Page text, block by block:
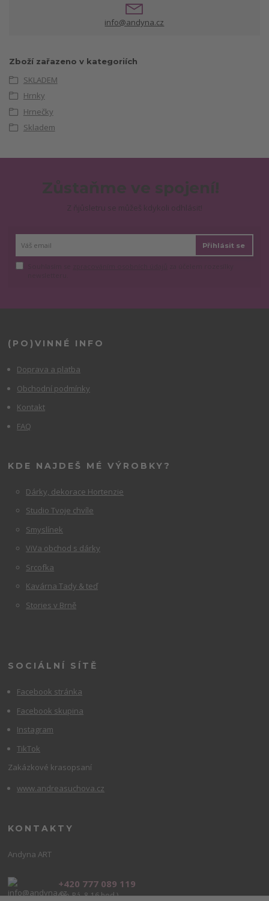
info@andyna.cz
Zboží zařazeno v kategoriích
SKLADEM
Hrnky
Hrnečky
Skladem
Přihlásit se
(PO)VINNÉ INFO
Doprava a platba
Obchodní podmínky
Kontakt
FAQ
KDE NAJDEŠ MÉ VÝROBKY?
Dárky, dekorace Hortenzie
Studio Tvoje chvíle
Smyslínek
ViVa obchod s dárky
Srcofka
Kavárna Tady & teď
Stories v Brně
SOCIÁLNÍ SÍTĚ
Facebook stránka
Facebook skupina
Instagram
TikTok
Zakázkové krasopsaní
www.andreasuchova.cz
KONTAKTY
Andyna ART
+420 777 089 119
(Po-Pá, 8-16 hod.)